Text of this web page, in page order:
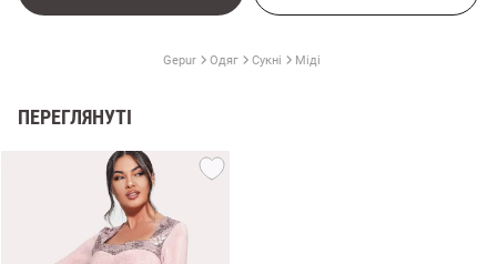
Gepur Одяг Сукні Міді
ПЕРЕГЛЯНУТІ